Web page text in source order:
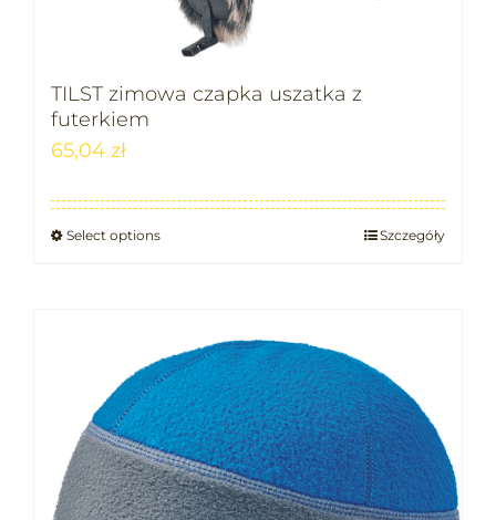
TILST zimowa czapka uszatka z
futerkiem
65,04 zł
Select options Szczegóły